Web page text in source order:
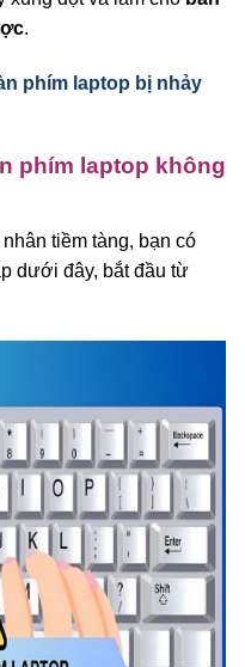
.
phím laptop bị nhảy
phím laptop không
tiềm tàng, bạn có
dưới đây, bắt đầu từ